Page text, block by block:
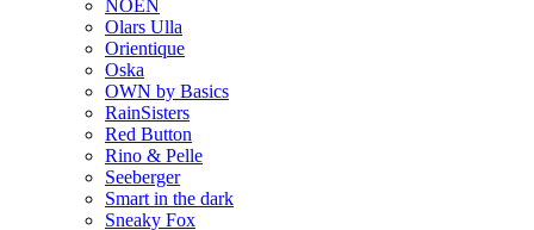
NOEN
Olars Ulla
Orientique
Oska
OWN by Basics
RainSisters
Red Button
Rino & Pelle
Seeberger
Smart in the dark
Sneaky Fox